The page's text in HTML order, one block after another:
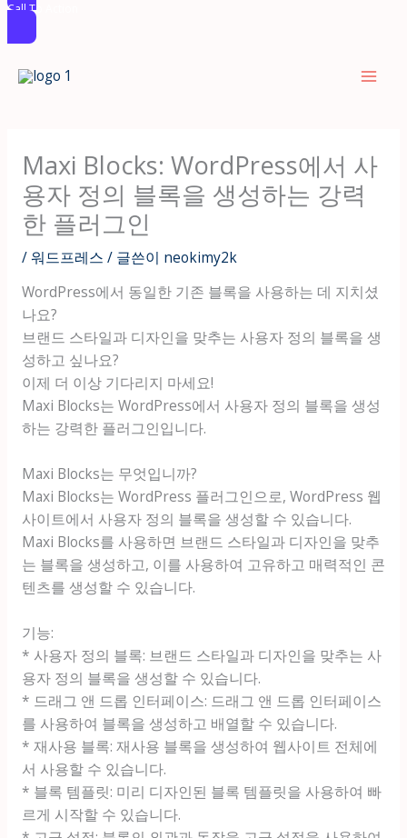
Call To Action
Maxi Blocks: WordPress에서 사
용자 정의 블록을 생성하는 강력
한 플러그인
/워드프레스 / 글쓴이 neokimy2k
WordPress에서 동일한 기존 블록을 사용하는 데 지치셨
나요?
브랜드 스타일과 디자인을 맞추는 사용자 정의 블록을 생
성하고 싶나요?
이제 더 이상 기다리지 마세요!
Maxi Blocks는 WordPress에서 사용자 정의 블록을 생성
하는 강력한 플러그인입니다.
Maxi Blocks는 무엇입니까?
Maxi Blocks는 WordPress 플러그인으로, WordPress 웹
사이트에서 사용자 정의 블록을 생성할 수 있습니다.
Maxi Blocks를 사용하면 브랜드 스타일과 디자인을 맞추
는 블록을 생성하고, 이를 사용하여 고유하고 매력적인 콘
텐츠를 생성할 수 있습니다.
기능:
* 사용자 정의 블록: 브랜드 스타일과 디자인을 맞추는 사
용자 정의 블록을 생성할 수 있습니다.
* 드래그 앤 드롭 인터페이스: 드래그 앤 드롭 인터페이스
를 사용하여 블록을 생성하고 배열할 수 있습니다.
* 재사용 블록: 재사용 블록을 생성하여 웹사이트 전체에
서 사용할 수 있습니다.
* 블록 템플릿: 미리 디자인된 블록 템플릿을 사용하여 빠
르게 시작할 수 있습니다.